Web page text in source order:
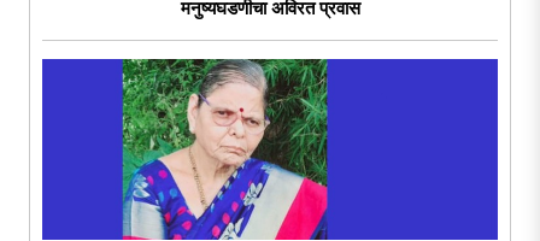
मनुष्यघडणीचा अविरत प्रवास